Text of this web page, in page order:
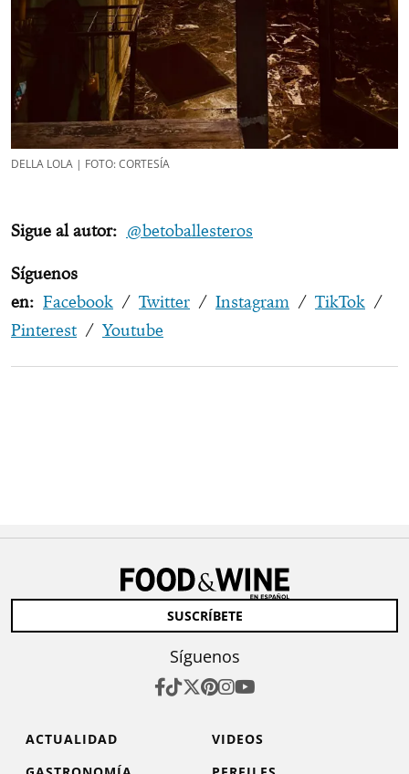
DELLA LOLA | FOTO: CORTESÍA
Sigue al autor: @betoballesteros
Síguenos
en: Facebook / Twitter / Instagram / TikTok /
Pinterest / Youtube
SUSCRÍBETE
Síguenos
ACTUALIDAD
VIDEOS